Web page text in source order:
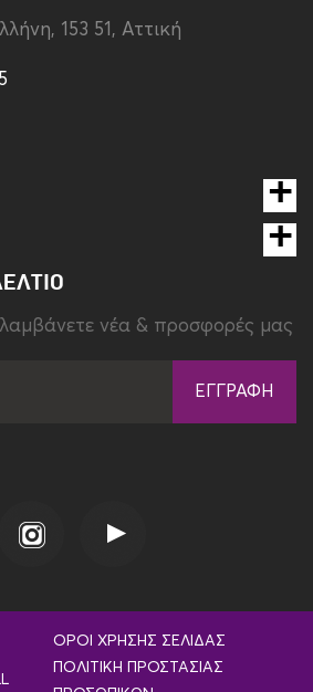
153 51, Αττική
λαμβάνετε νέα & προσφορές μας
ΕΓΓΡΑΦΉ
ΌΡΟΙ ΧΡΉΣΗΣ ΣΕΛΊΔΑΣ
ΠΟΛΙΤΙΚΉ ΠΡΟΣΤΑΣΊΑΣ